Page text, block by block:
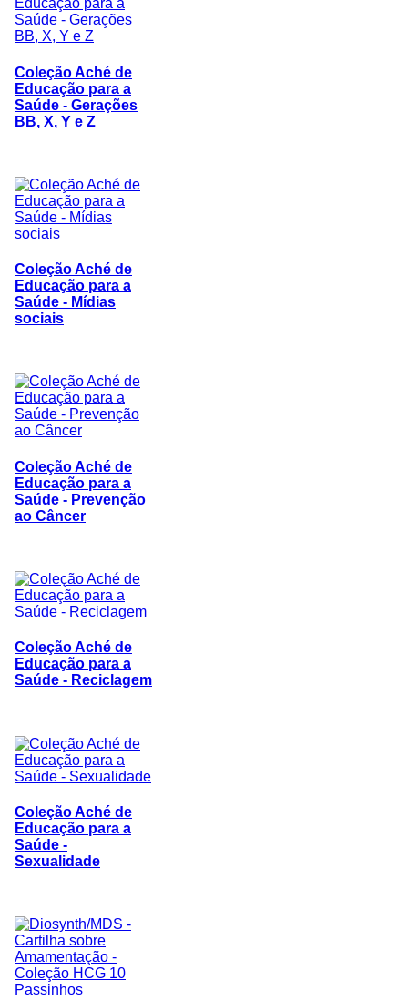
Coleção Aché de
Educação para a
Saúde - Gerações
BB, X, Y e Z
Coleção Aché de
Educação para a
Saúde - Mídias
sociais
Coleção Aché de
Educação para a
Saúde - Prevenção
ao Câncer
Coleção Aché de
Educação para a
Saúde - Reciclagem
Coleção Aché de
Educação para a
Saúde -
Sexualidade